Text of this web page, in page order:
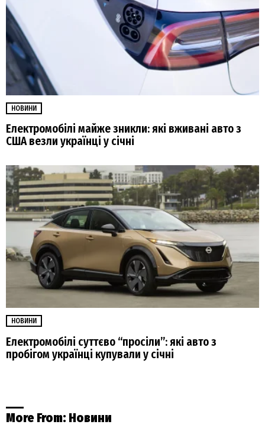
НОВИНИ
Електромобілі майже зникли: які вживані авто з
США везли українці у січні
НОВИНИ
Електромобілі суттєво “просіли”: які авто з
пробігом українці купували у січні
More From: Новини